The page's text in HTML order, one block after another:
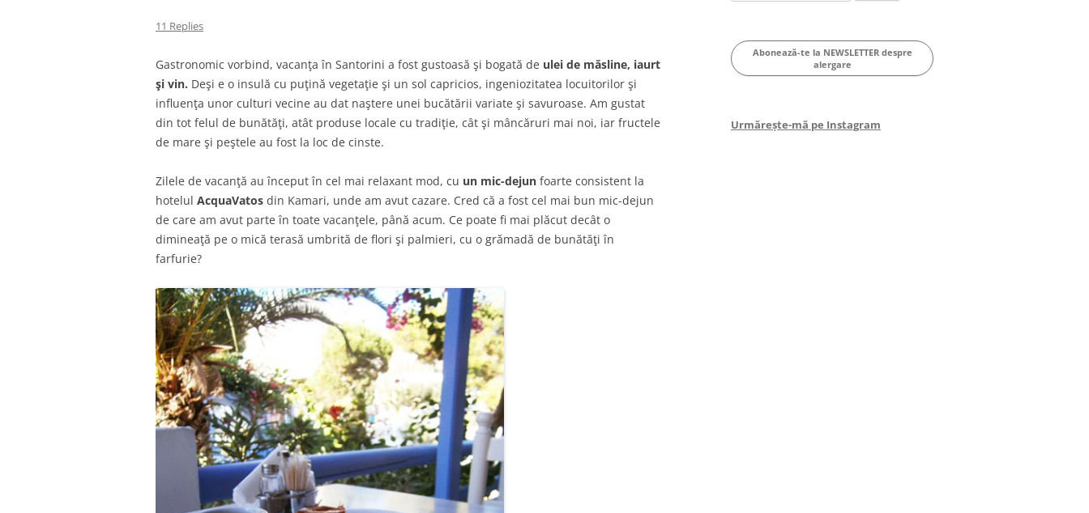
11 Replies
Gastronomic vorbind, vacanţa în Santorini a fost gustoasă şi bogată de ulei de măsline, iaurt
şi vin. Deşi e o insulă cu puţină vegetaţie şi un sol capricios, ingeniozitatea locuitorilor şi
influenţa unor culturi vecine au dat naştere unei bucătării variate şi savuroase. Am gustat
din tot felul de bunătăţi, atât produse locale cu tradiţie, cât şi mâncăruri mai noi, iar fructele
de mare şi peştele au fost la loc de cinste.
Zilele de vacanţă au început în cel mai relaxant mod, cu un mic-dejun foarte consistent la
hotelul AcquaVatos din Kamari, unde am avut cazare. Cred că a fost cel mai bun mic-dejun
de care am avut parte în toate vacanţele, până acum. Ce poate fi mai plăcut decât o
dimineaţă pe o mică terasă umbrită de flori şi palmieri, cu o grămadă de bunătăţi în
farfurie?
for:
Abonează-te la NEWSLETTER despre
alergare
Urmărește-mă pe Instagram